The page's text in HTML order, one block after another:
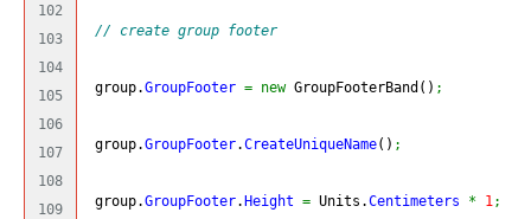
102
103
104
105
106
107
108
109
// create group footer
group.GroupFooter = new GroupFooterBand ( ) ;
group.GroupFooter.CreateUniqueName( ) ;
group.GroupFooter.Height = Units.Centimeters * 1 ;